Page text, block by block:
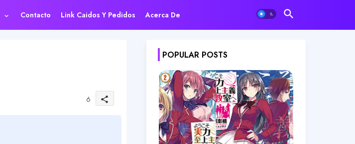
Contacto Link Caidos Y Pedidos Acerca De
6 share
POPULAR POSTS